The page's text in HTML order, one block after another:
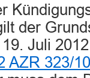
der
19. Juli
AZR 323/10